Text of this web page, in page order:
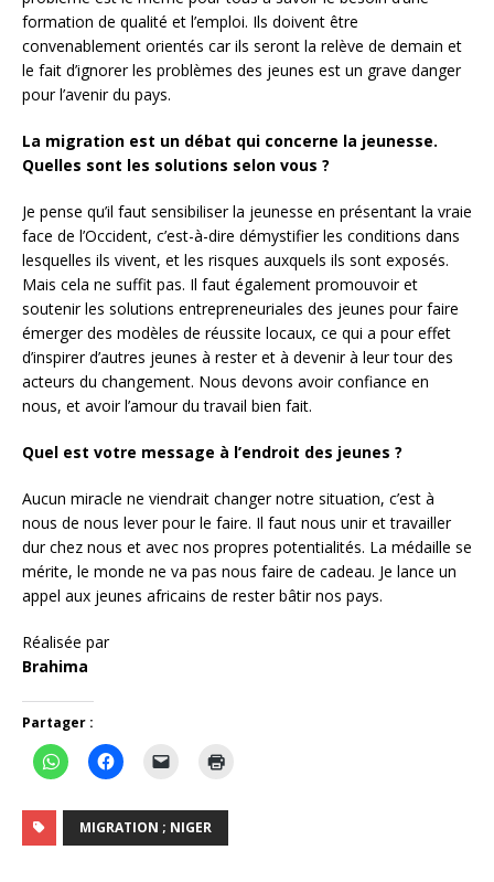
formation de qualité et l’emploi. Ils doivent être
convenablement orientés car ils seront la relève de demain et
le fait d’ignorer les problèmes des jeunes est un grave danger
pour l’avenir du pays.
La migration est un débat qui concerne la jeunesse.
Quelles sont les solutions selon vous ?
Je pense qu’il faut sensibiliser la jeunesse en présentant la vraie
face de l’Occident, c’est-à-dire démystifier les conditions dans
lesquelles ils vivent, et les risques auxquels ils sont exposés.
Mais cela ne suffit pas. Il faut également promouvoir et
soutenir les solutions entrepreneuriales des jeunes pour faire
émerger des modèles de réussite locaux, ce qui a pour effet
d’inspirer d’autres jeunes à rester et à devenir à leur tour des
acteurs du changement. Nous devons avoir confiance en
nous, et avoir l’amour du travail bien fait.
Quel est votre message à l’endroit des jeunes ?
Aucun miracle ne viendrait changer notre situation, c’est à
nous de nous lever pour le faire. Il faut nous unir et travailler
dur chez nous et avec nos propres potentialités. La médaille se
mérite, le monde ne va pas nous faire de cadeau. Je lance un
appel aux jeunes africains de rester bâtir nos pays.
Réalisée par
Brahima
Partager :
MIGRATION ; NIGER